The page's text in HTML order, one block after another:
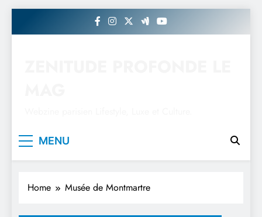
MENU
Home Musée de Montmartre